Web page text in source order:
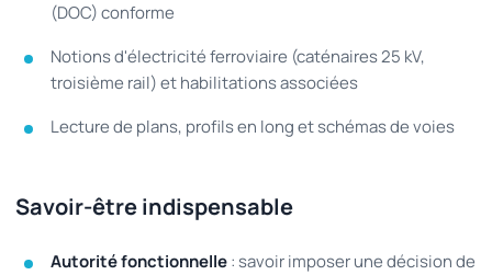
(DOC) conforme
Notions d'électricité ferroviaire (caténaires 25 kV,
troisième rail) et habilitations associées
Lecture de plans, profils en long et schémas de voies
Savoir-être indispensable
Autorité fonctionnelle: savoir imposer une décision de